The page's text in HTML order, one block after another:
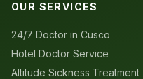
OUR SERVICES
24/7 Doctor in Cusco
Hotel Doctor Service
Altitude Sickness Treatment